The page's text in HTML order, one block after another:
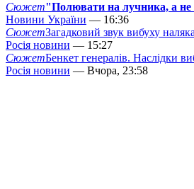
Сюжет"Полювати на лучника, а не
Новини України — 16:36
СюжетЗагадковий звук вибуху
Росія новини — 15:27
СюжетБенкет генералів. Наслідки
Росія новини — Вчора, 23:58